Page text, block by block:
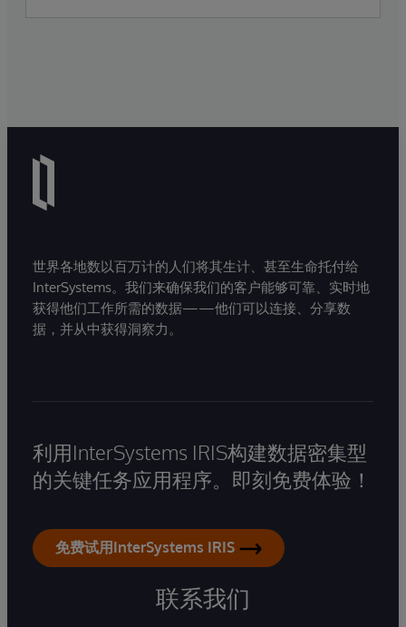
世界各地数以百万计的人们将其生计、甚至生命托付给
InterSystems。我们来确保我们的客户能够可靠、实时地
获得他们工作所需的数据——他们可以连接、分享数
据，并从中获得洞察力。
利用InterSystems IRIS构建数据密集型
的关键任务应用程序。即刻免费体验！
免费试用InterSystems IRIS
联系我们